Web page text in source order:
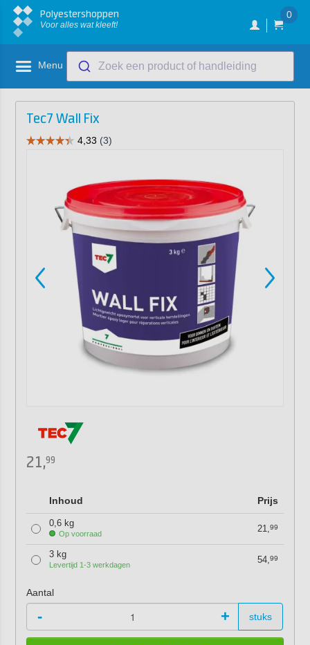
Polyestershoppen
Voor alles wat kleeft!
0
Menu Zoek een product of handleiding
Tec7 Wall Fix
21,99
Inhoud Prijs
0,6 kg
Op voorraad 21,99
3 kg
Levertijd 1-3 werkdagen 54,99
Aantal
- + stuks